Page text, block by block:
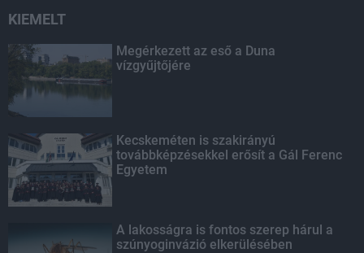
KIEMELT
Megérkezett az eső a Duna
vízgyűjtőjére
Kecskeméten is szakirányú
továbbképzésekkel erősít a Gál Ferenc
Egyetem
A lakosságra is fontos szerep hárul a
szúnyoginvázió elkerülésében